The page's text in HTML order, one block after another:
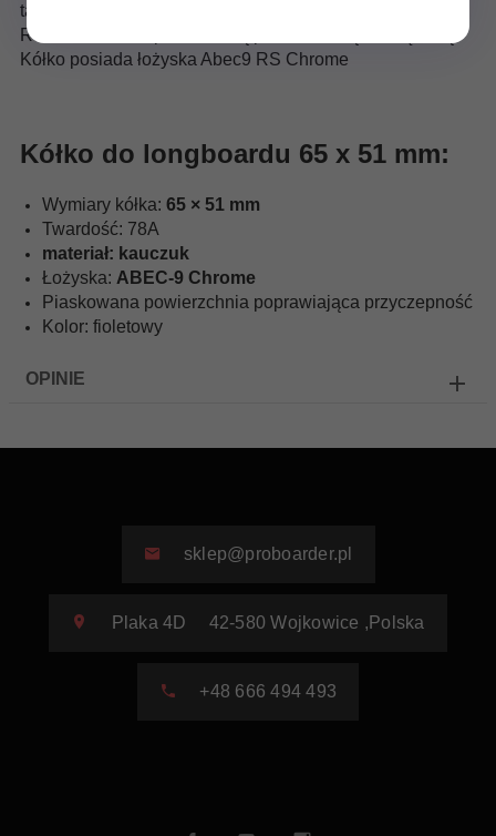
także desek innych producentów. Kółko z serii High
Rebound PUC z piaskowaną powierzchnią zewnętrzną.
Kółko posiada łożyska Abec9 RS Chrome
Kółko do longboardu 65 x 51 mm:
Wymiary kółka: 65 × 51 mm
Twardość: 78A
materiał: kauczuk
Łożyska: ABEC-9 Chrome
Piaskowana powierzchnia poprawiająca przyczepność
Kolor: fioletowy
OPINIE
sklep@proboarder.pl
Plaka 4D 42-580 Wojkowice , Polska
+48 666 494 493